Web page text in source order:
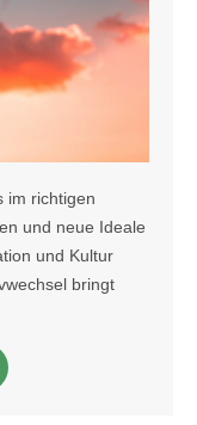
im richtigen
und neue Ideale
und Kultur
bringt